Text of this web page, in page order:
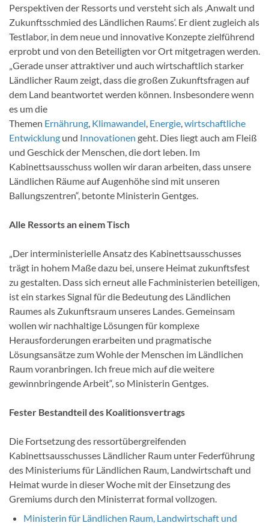
Perspektiven der Ressorts und versteht sich als ‚Anwalt und
Zukunftsschmied des Ländlichen Raums‘. Er dient zugleich als
Testlabor, in dem neue und innovative Konzepte zielführend
erprobt und von den Beteiligten vor Ort mitgetragen werden.
„Gerade unser attraktiver und auch wirtschaftlich starker
Ländlicher Raum zeigt, dass die großen Zukunftsfragen auf
dem Land beantwortet werden können. Insbesondere wenn
es um die
Themen Ernährung, Klimawandel, Energie,wirtschaftliche
Entwicklung und Innovationen geht. Dies liegt auch am Fleiß
und Geschick der Menschen, die dort leben. Im
Kabinettsausschuss wollen wir daran arbeiten, dass unsere
Ländlichen Räume auf Augenhöhe sind mit unseren
Ballungszentren“, betonte Ministerin Gentges.
Alle Ressorts an einem Tisch
„Der interministerielle Ansatz des Kabinettsausschusses
trägt in hohem Maße dazu bei, unsere Heimat zukunftsfest
zu gestalten. Dass sich erneut alle Fachministerien beteiligen,
ist ein starkes Signal für die Bedeutung des Ländlichen
Raumes als Zukunftsraum unseres Landes. Gemeinsam
wollen wir nachhaltige Lösungen für komplexe
Herausforderungen erarbeiten und pragmatische
Lösungsansätze zum Wohle der Menschen im Ländlichen
Raum voranbringen. Ich freue mich auf die weitere
gewinnbringende Arbeit“, so Ministerin Gentges.
Fester Bestandteil des Koalitionsvertrags
Die Fortsetzung des ressortübergreifenden
Kabinettsausschusses Ländlicher Raum unter Federführung
des Ministeriums für Ländlichen Raum, Landwirtschaft und
Heimat wurde in dieser Woche mit der Einsetzung des
Gremiums durch den Ministerrat formal vollzogen.
Ministerin für Ländlichen Raum, Landwirtschaft und